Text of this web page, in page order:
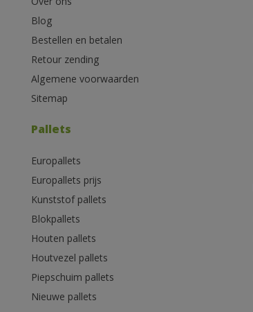
Blog
Bestellen en betalen
Retour zending
Algemene voorwaarden
Sitemap
Pallets
Europallets
Europallets prijs
Kunststof pallets
Blokpallets
Houten pallets
Houtvezel pallets
Piepschuim pallets
Nieuwe pallets